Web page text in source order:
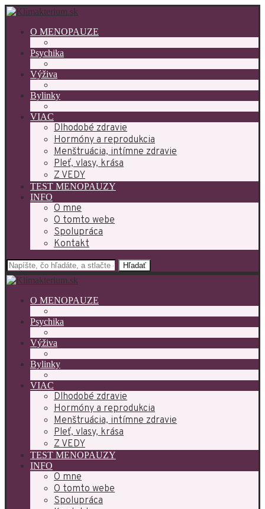
O MENOPAUZE
Psychika
Výživa
Bylinky
VIAC
Dlhodobé zdravie
Hormóny a reprodukcia
Menštruácia, intímne zdravie
Pleť, vlasy, krása
Z VEDY
TEST MENOPAUZY
INFO
O mne
O tomto webe
Spolupráca
Kontakt
Hľadať
O MENOPAUZE
Psychika
Výživa
Bylinky
VIAC
Dlhodobé zdravie
Hormóny a reprodukcia
Menštruácia, intímne zdravie
Pleť, vlasy, krása
Z VEDY
TEST MENOPAUZY
INFO
O mne
O tomto webe
Spolupráca